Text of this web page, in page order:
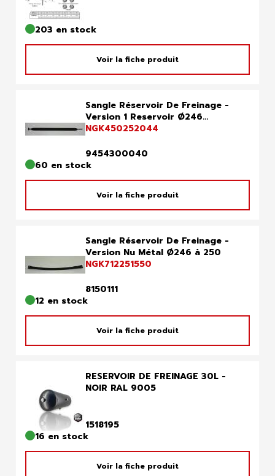
203 en stock
Voir la fiche produit
Sangle Réservoir De Freinage -
Version 1 Reservoir Ø246...
NGK450252044
9454300040
60 en stock
Voir la fiche produit
Sangle Réservoir De Freinage -
Version Nu Métal Ø246 à 250
NGK712251550
8150111
12 en stock
Voir la fiche produit
RESERVOIR DE FREINAGE 30L -
NOIR RAL 9005
1518195
16 en stock
Voir la fiche produit